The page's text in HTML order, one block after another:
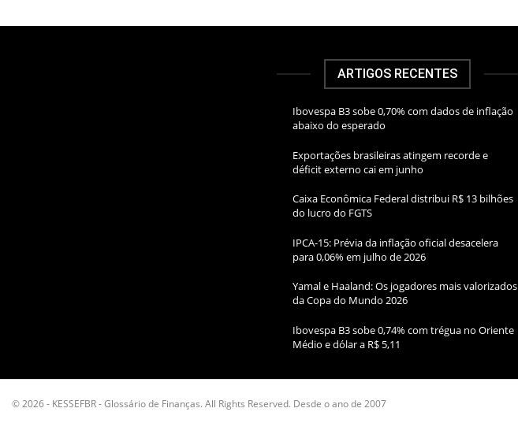
ARTIGOS RECENTES
Ibovespa B3 sobe 0,70% com dados de inflação
abaixo do esperado
Exportações brasileiras atingem recorde e
déficit externo cai em junho
Caixa Econômica Federal distribui R$ 13 bilhões
do lucro do FGTS
IPCA-15: Prévia da inflação oficial desacelera
para 0,06% em julho de 2026
Yamal e Haaland: Os jogadores mais valorizados
da Copa do Mundo 2026
Ibovespa B3 sobe 0,74% com trégua no Oriente
Médio e dólar a R$ 5,11
© 2026 - KESSEFBR - Glossário de Finanças. All Rights Reserved. Desde o ano de 2007